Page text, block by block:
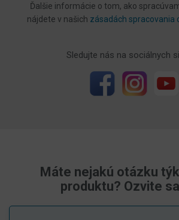
Ďalšie informácie o tom, ako
nájdete v našich zásadách spracovania
Sledujte nás na sociálnych
Máte nejakú otázku
produktu? Ozvite